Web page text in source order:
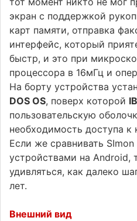
экран с поддержкой
карт памяти, отправка
интерфейс, который
быстр, и это при
процессора в 16мГц и
На борту устройства
DOS OS, поверх которой
пользовательскую
необходимость доступа к
Если же сравнивать
устройствами на Android,
удивляться, как далеко
лет.
Внешний вид